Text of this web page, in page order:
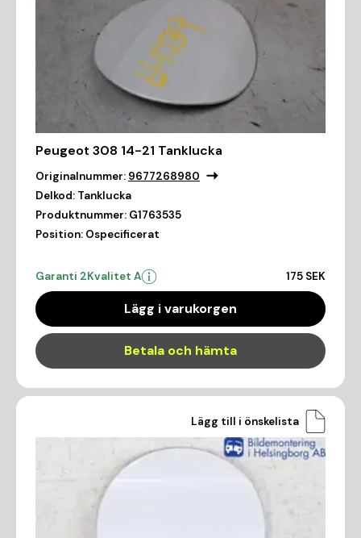
Peugeot 308 14-21 Tanklucka
Originalnummer: 9677268980
Delkod: Tanklucka
Produktnummer: G1763535
Position: Ospecificerat
Garanti 2Kvalitet A 175 SEK
Lägg i varukorgen
Betala och hämta
Lägg till i önskelista